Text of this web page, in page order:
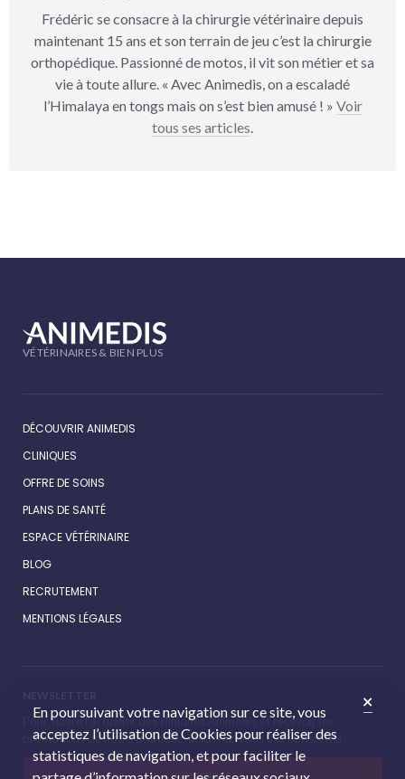
Frédéric se consacre à la chirurgie vétérinaire depuis
maintenant 15 ans et son terrain de jeu c’est la chirurgie
orthopédique. Passionné de motos, il vit son métier et sa
vie à toute allure. « Avec Animedis, on a escaladé
l’Himalaya en tongs mais on s’est bien amusé ! » Voir
tous ses articles.
VÉTÉRINAIRES & BIEN PLUS
DÉCOUVRIR ANIMEDIS
CLINIQUES
OFFRE DE SOINS
PLANS DE SANTÉ
ESPACE VÉTÉRINAIRE
BLOG
RECRUTEMENT
MENTIONS LÉGALES
Pour suivre l’actualité des cliniques Animédis et recevoir les
promotions de notre boutique, inscrivez-vous à la newsletter.
En poursuivant votre navigation sur ce site, vous
acceptez l’utilisation de Cookies pour réaliser des
statistiques de navigation, et pour faciliter le